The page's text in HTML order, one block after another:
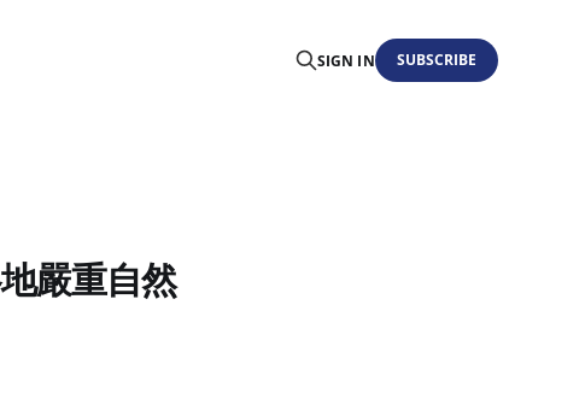
SIGN IN SUBSCRIBE
嚴重自然